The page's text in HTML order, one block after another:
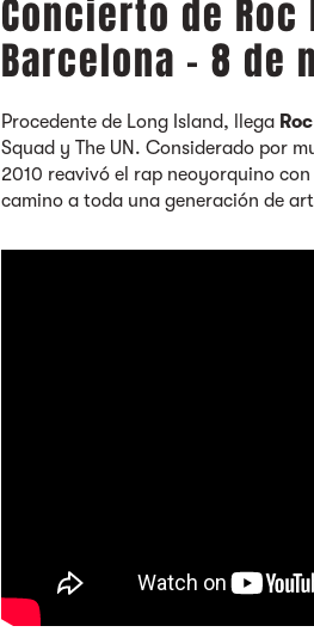
Concierto de
Barcelona - 8 de
Procedente de Long Island, llega
Squad y The UN. Considerado por
2010 reavivó el rap neoyorquino
camino a toda una generación de